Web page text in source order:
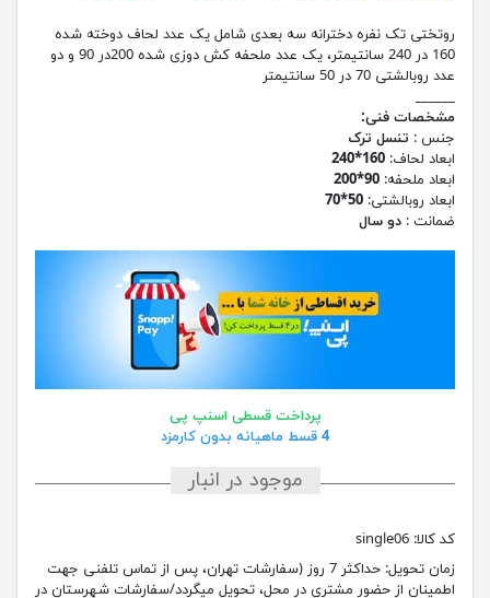
روتختی تک نفره دخترانه سه بعدی شامل یک عدد لحاف دوخته شده
160 در 240 سانتیمتر، یک عدد ملحفه کش دوزی شده 200در 90 و دو
عدد روبالشتی 70 در 50 سانتیمتر
______
مشخصات فنی:
جنس : تنسل ترک
ابعاد لحاف: 160*240
ابعاد ملحفه: 90*200
ابعاد روبالشتی: 50*70
ضمانت : دو سال
پرداخت قسطی اسنپ پی
4 قسط ماهیانه بدون کارمزد
موجود در انبار
کد کالا: single06
زمان تحویل:
حداکثر 7 روز (سفارشات تهران، پس از تماس تلفنی جهت
اطمینان از حضور مشتری در محل، تحویل میگردد/سفارشات شهرستان در